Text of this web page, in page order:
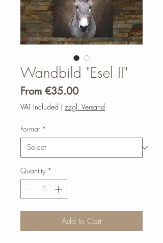
Wandbild "Esel II"
From €35.00Sale
Price
VAT Included | zzgl. Versand
Format *
Quantity *
Add to Cart